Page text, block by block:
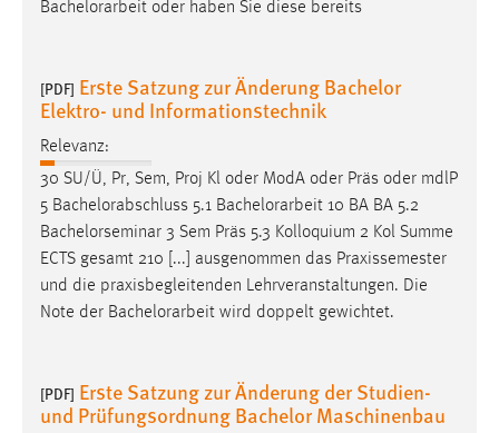
Bachelorarbeit oder haben Sie diese bereits
[PDF] Erste Satzung zur Änderung Bachelor
Elektro- und Informationstechnik
Relevanz:
30 SU/Ü, Pr, Sem, Proj Kl oder ModA oder Präs oder mdlP
5 Bachelorabschluss 5.1 Bachelorarbeit 10 BA BA 5.2
Bachelorseminar 3 Sem Präs 5.3 Kolloquium 2 Kol Summe
ECTS gesamt 210 [...] ausgenommen das Praxissemester
und die praxisbegleitenden Lehrveranstaltungen. Die
Note der Bachelorarbeit wird doppelt gewichtet.
[PDF] Erste Satzung zur Änderung der Studien-
und Prüfungsordnung Bachelor Maschinenbau
EXTERNE MEDIEN
externen Medien Cookies gesetzt.
YouTube
Vimeo